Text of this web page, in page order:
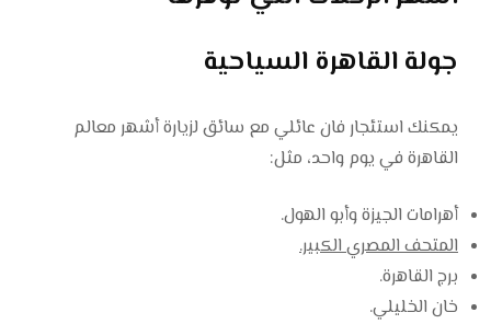
جولة القاهرة السياحية
يمكنك استئجار فان عائلي مع سائق لزيارة أشهر معالم
القاهرة في يوم واحد، مثل:
أهرامات الجيزة وأبو الهول.
المتحف المصري الكبير.
برج القاهرة.
خان الخليلي.